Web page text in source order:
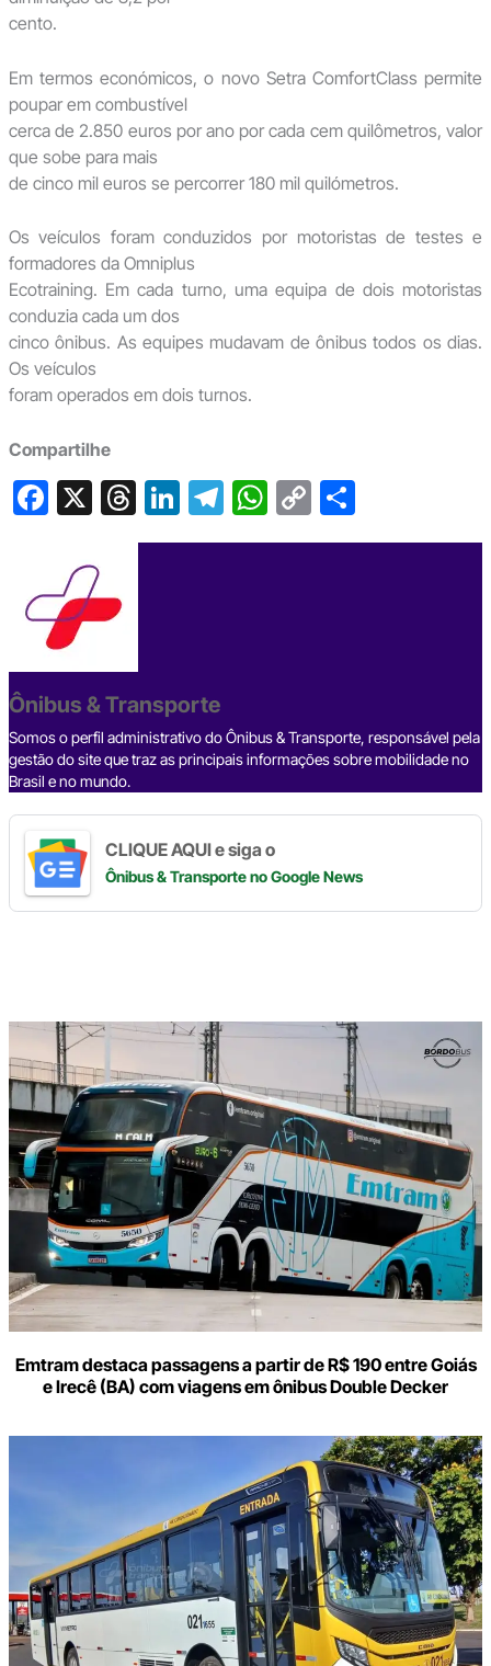
cento.
Em termos económicos, o novo Setra ComfortClass permite
poupar em combustível
cerca de 2.850 euros por ano por cada cem quilômetros, valor
que sobe para mais
de cinco mil euros se percorrer 180 mil quilómetros.
Os veículos foram conduzidos por motoristas de testes e
formadores da Omniplus
Ecotraining. Em cada turno, uma equipa de dois motoristas
conduzia cada um dos
cinco ônibus. As equipes mudavam de ônibus todos os dias.
Os veículos
foram operados em dois turnos.
Compartilhe
F
e
b
o
o
k
X T
hr
s
Li
n
T
el
W
h
C
o
S
h
Ônibus & Transporte
Somos o perfil administrativo do Ônibus & Transporte, responsável pela
gestão do site que traz as principais informações sobre mobilidade no
Brasil e no mundo.
CLIQUE AQUI e siga o
Ônibus & Transporteno Google News
Emtram destaca passagens a partir de R$ 190 entre Goiás
e Irecê (BA) com viagens em ônibus Double Decker
Digite
aqui
o
seu
e-
mail